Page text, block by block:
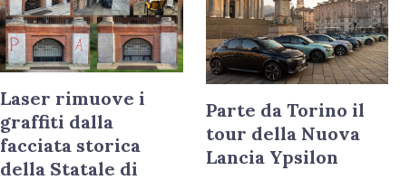
Laser rimuove i
graffiti dalla
facciata storica
della Statale di
Parte da Torino il
tour della Nuova
Lancia Ypsilon